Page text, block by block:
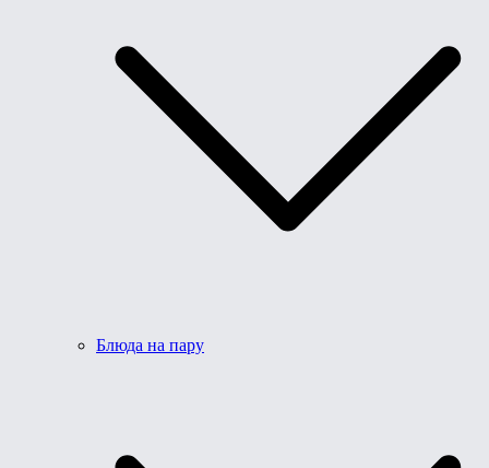
Блюда на пару